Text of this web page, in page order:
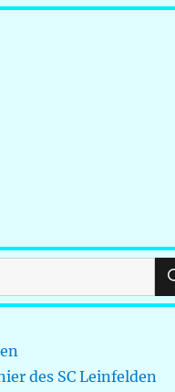
des SC Leinfelden